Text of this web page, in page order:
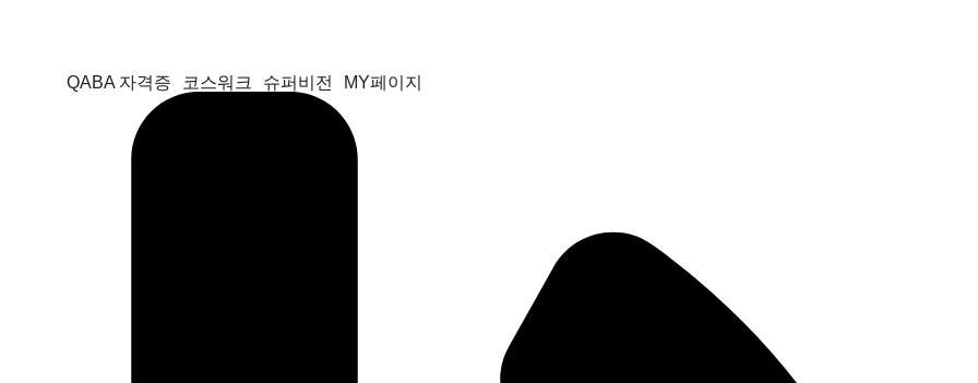
QABA 자격증 코스워크 슈퍼비전 MY페이지